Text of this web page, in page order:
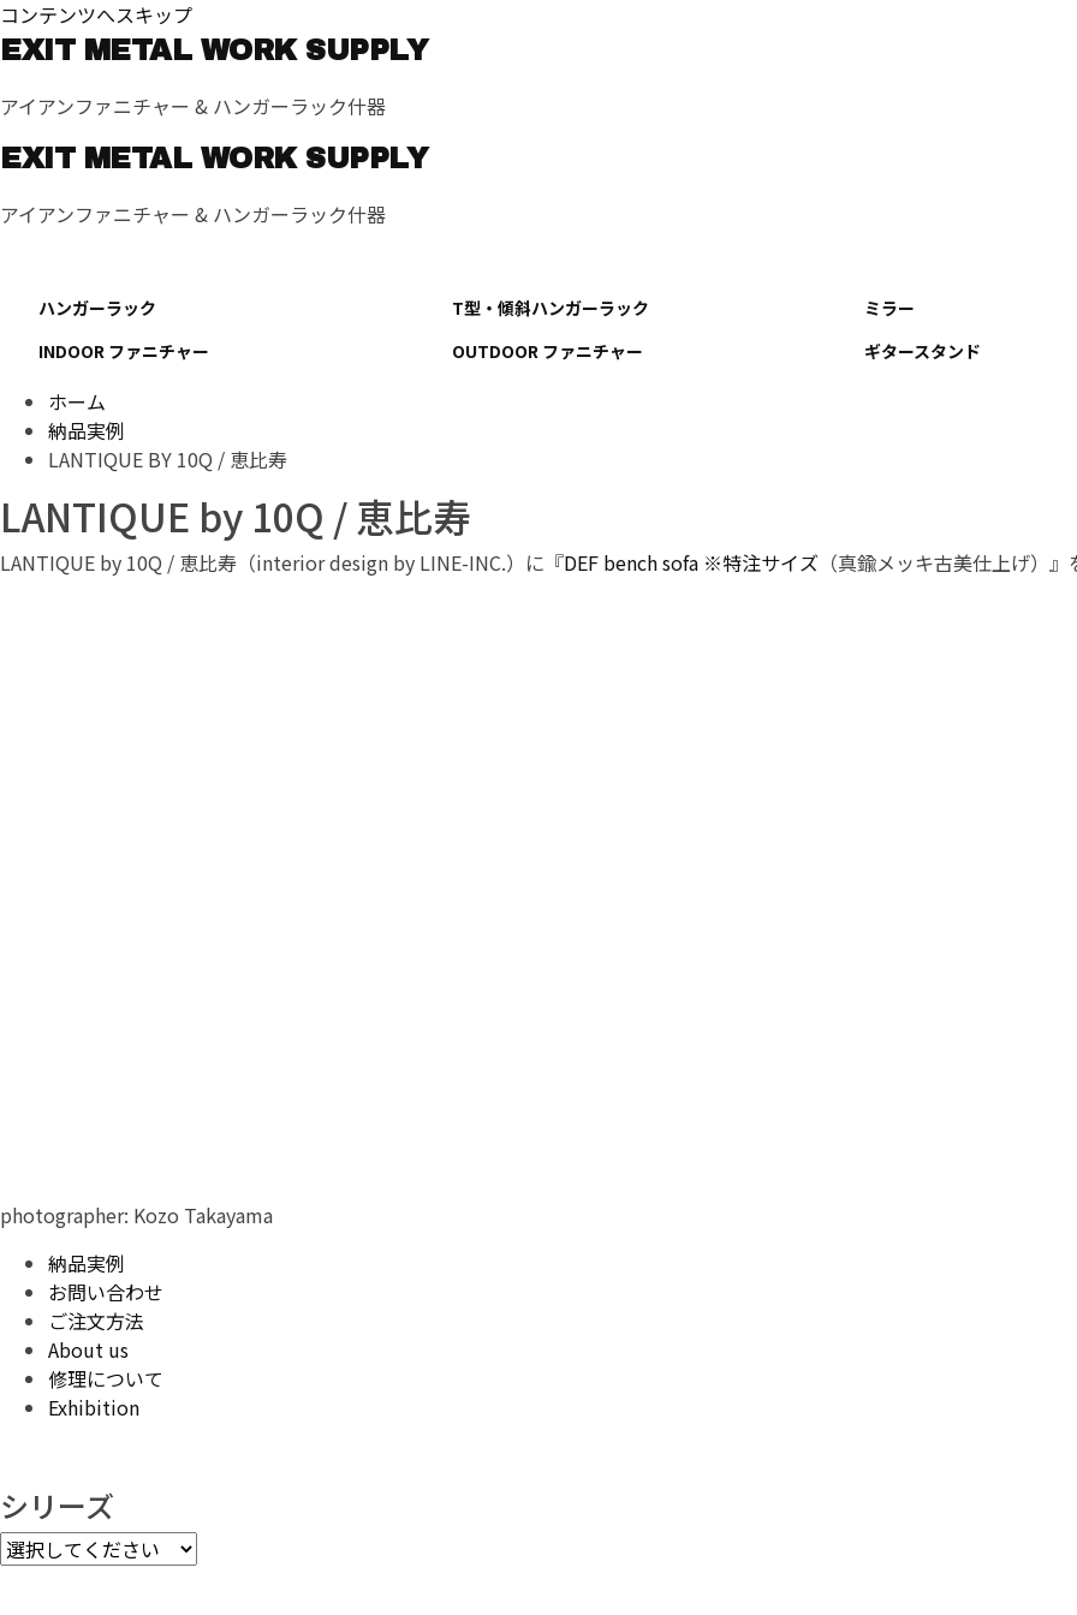
コンテンツへスキップ
EXIT METAL WORK SUPPLY
アイアンファニチャー & ハンガーラック什器
EXIT METAL WORK SUPPLY
アイアンファニチャー & ハンガーラック什器
ハンガーラック T型・傾斜ハンガーラック ミラー
INDOOR ファニチャー
OUTDOOR ファニチャー ギタースタンド
ホーム
納品実例
LANTIQUE BY 10Q / 恵比寿
LANTIQUE by 10Q / 恵比寿
LANTIQUE by 10Q / 恵比寿（interior design by LINE-INC.）に『DEF bench sofa ※特注サイズ （真鍮メッキ古美仕上げ）』
photographer: Kozo Takayama
納品実例
お問い合わせ
ご注文方法
About us
修理について
Exhibition
シリーズ